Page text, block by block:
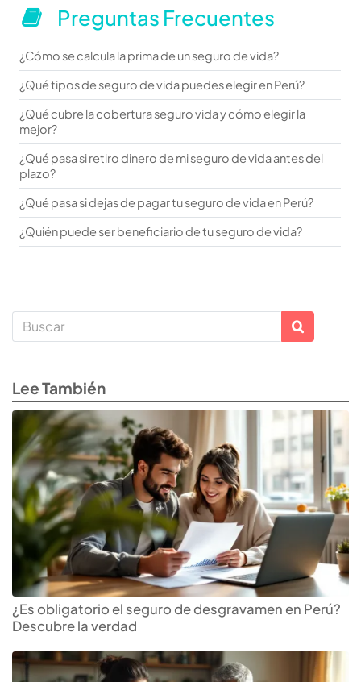
Preguntas Frecuentes
¿Cómo se calcula la prima de un seguro de vida?
¿Qué tipos de seguro de vida puedes elegir en Perú?
¿Qué cubre la cobertura seguro vida y cómo elegir la
mejor?
¿Qué pasa si retiro dinero de mi seguro de vida antes del
plazo?
¿Qué pasa si dejas de pagar tu seguro de vida en Perú?
¿Quién puede ser beneficiario de tu seguro de vida?
Lee También
¿Es obligatorio el seguro de desgravamen en Perú?
Descubre la verdad